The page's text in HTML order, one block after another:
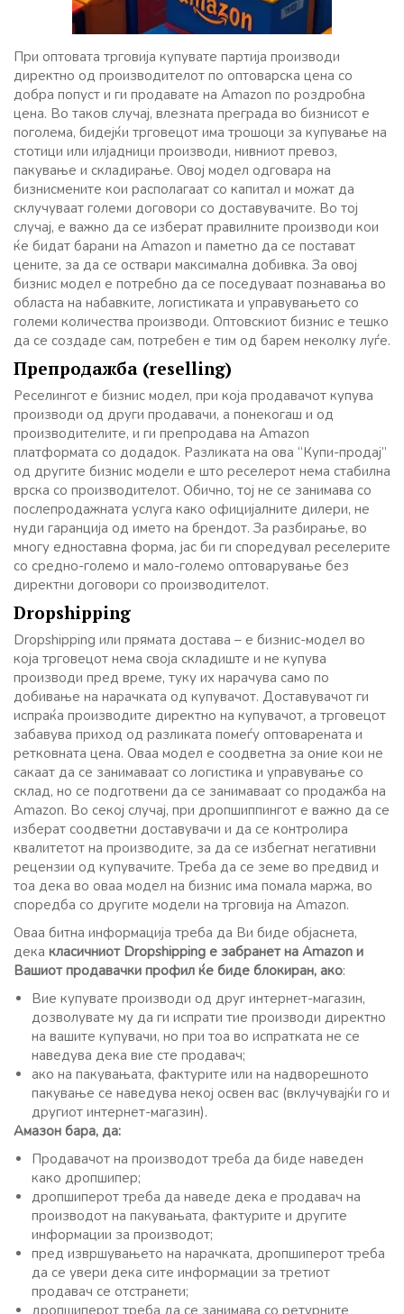
При оптовата трговија купувате партија производи
директно од производителот по оптоварска цена со
добра попуст и ги продавате на Amazon по роздробна
цена. Во таков случај, влезната преграда во бизнисот е
поголема, бидејќи трговецот има трошоци за купување на
стотици или илјадници производи, нивниот превоз,
пакување и складирање. Овој модел одговара на
бизнисмените кои располагаат со капитал и можат да
склучуваат големи договори со доставувачите. Во тој
случај, е важно да се изберат правилните производи кои
ќе бидат барани на Amazon и паметно да се постават
цените, за да се оствари максимална добивка. За овој
бизнис модел е потребно да се поседуваат познавања во
областа на набавките, логистиката и управувањето со
големи количества производи. Оптовскиот бизнис е тешко
да се создаде сам, потребен е тим од барем неколку луѓе.
Препродажба (reselling)
Реселингот е бизнис модел, при која продавачот купува
производи од други продавачи, а понекогаш и од
производителите, и ги препродава на Amazon
платформата со додадок. Разликата на ова “Купи-продај”
од другите бизнис модели е што реселерот нема стабилна
врска со производителот. Обично, тој не се занимава со
послепродажната услуга како официјалните дилери, не
нуди гаранција од името на брендот. За разбирање, во
многу едноставна форма, јас би ги споредувал реселерите
со средно-големо и мало-големо оптоварување без
директни договори со производителот.
Dropshipping
Dropshipping или прямата достава – е бизнис-модел во
која трговецот нема своја складиште и не купува
производи пред време, туку их нарачува само по
добивање на нарачката од купувачот. Доставувачот ги
испраќа производите директно на купувачот, а трговецот
забавува приход од разликата помеѓу оптоварената и
ретковната цена. Оваа модел е соодветна за оние кои не
сакаат да се занимаваат со логистика и управување со
склад, но се подготвени да се занимаваат со продажба на
Amazon. Во секој случај, при дропшиппингот е важно да се
изберат соодветни доставувачи и да се контролира
квалитетот на производите, за да се избегнат негативни
рецензии од купувачите. Треба да се земе во предвид и
тоа дека во оваа модел на бизнис има помала маржа, во
споредба со другите модели на трговија на Amazon.
Оваа битна информација треба да Ви биде објаснета,
дека класичниот Dropshipping е забранет на Amazon и
Вашиот продавачки профил ќе биде блокиран, ако:
Вие купувате производи од друг интернет-магазин,
дозволувате му да ги испрати тие производи директно
на вашите купувачи, но при тоа во испратката не се
наведува дека вие сте продавач;
ако на пакувањата, фактурите или на надворешното
пакување се наведува некој освен вас (вклучувајќи го и
другиот интернет-магазин).
Амазон бара, да:
Продавачот на производот треба да биде наведен
како дропшипер;
дропшиперот треба да наведе дека е продавач на
производот на пакувањата, фактурите и другите
информации за производот;
пред извршувањето на нарачката, дропшиперот треба
да се увери дека сите информации за третиот
продавач се отстранети;